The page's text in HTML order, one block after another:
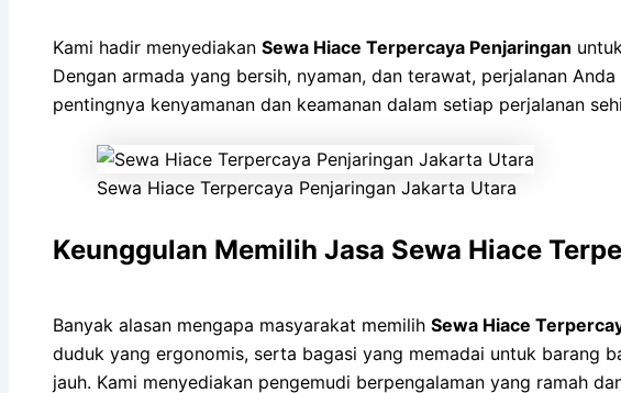
Kami hadir menyediakan Sewa Hiace Terpercaya Penjaringan
Dengan armada yang bersih, nyaman, dan terawat, perjalanan
pentingnya kenyamanan dan keamanan dalam setiap perjalanan
Sewa Hiace Terpercaya Penjaringan Jakarta Utara
Keunggulan Memilih Jasa Sewa Hiace
Banyak alasan mengapa masyarakat memilih Sewa Hiace
duduk yang ergonomis, serta bagasi yang memadai untuk barang
jauh. Kami menyediakan pengemudi berpengalaman yang ramah